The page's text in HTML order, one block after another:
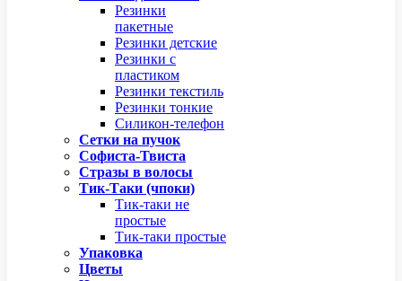
Резинки
пакетные
Резинки детские
Резинки с
пластиком
Резинки текстиль
Резинки тонкие
Силикон-телефон
Сетки на пучок
Софиста-Твиста
Стразы в волосы
Тик-Таки (чпоки)
Тик-таки не
простые
Тик-таки простые
Упаковка
Цветы